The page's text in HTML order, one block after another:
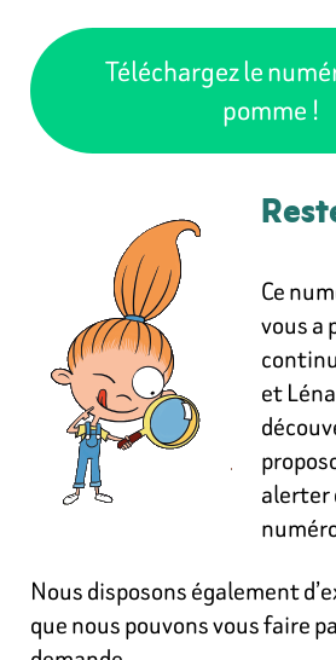
Téléchargez le
pomme !
Ce
vous a
et
alerter
Nous disposons également
que nous pouvons vous faire